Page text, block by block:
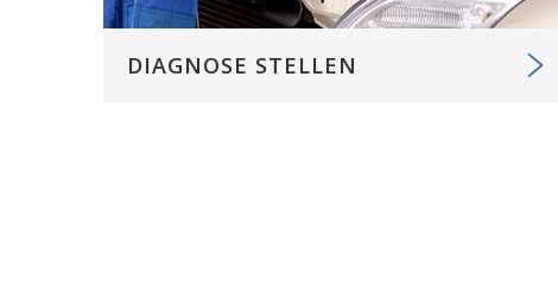
DIAGNOSE STELLEN